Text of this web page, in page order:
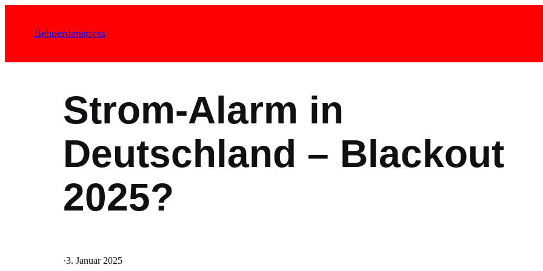
Behoerdenstress
Strom-Alarm in
Deutschland – Blackout
2025?
·3. Januar 2025